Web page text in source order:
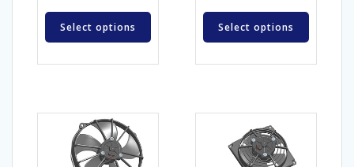
Select options Select options